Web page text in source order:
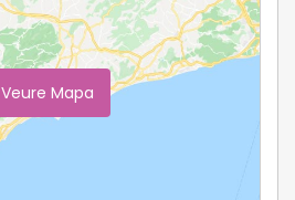
Veure Mapa